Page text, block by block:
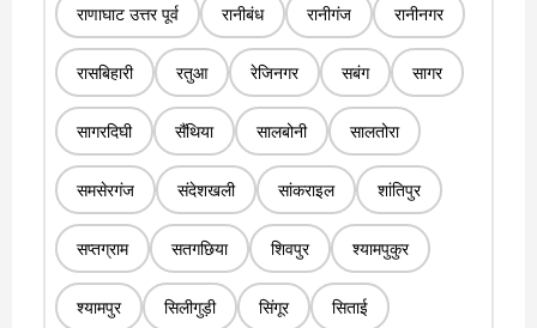
राणाघाट उत्तर पूर्व रानीबंध रानीगंज रानीनगर
रासबिहारी रतुआ रेजिनगर सबंग सागर
सागरदिघी सैंथिया सालबोनी सालतोरा
समसेरगंज संदेशखली सांकराइल शांतिपुर
सप्तग्राम सतगछिया शिवपुर श्यामपुकुर
श्यामपुर सिलीगुड़ी सिंगूर सिताई